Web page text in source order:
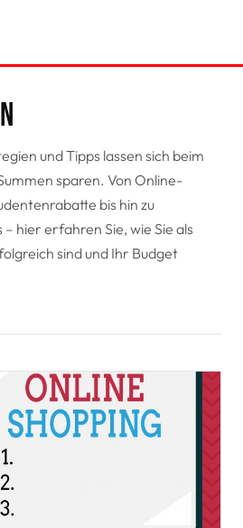
und Tipps lassen sich beim
sparen. Von Online-
bis hin zu
hier erfahren Sie, wie Sie als
sind und Ihr Budget